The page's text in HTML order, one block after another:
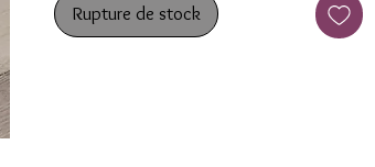
Rupture de stock